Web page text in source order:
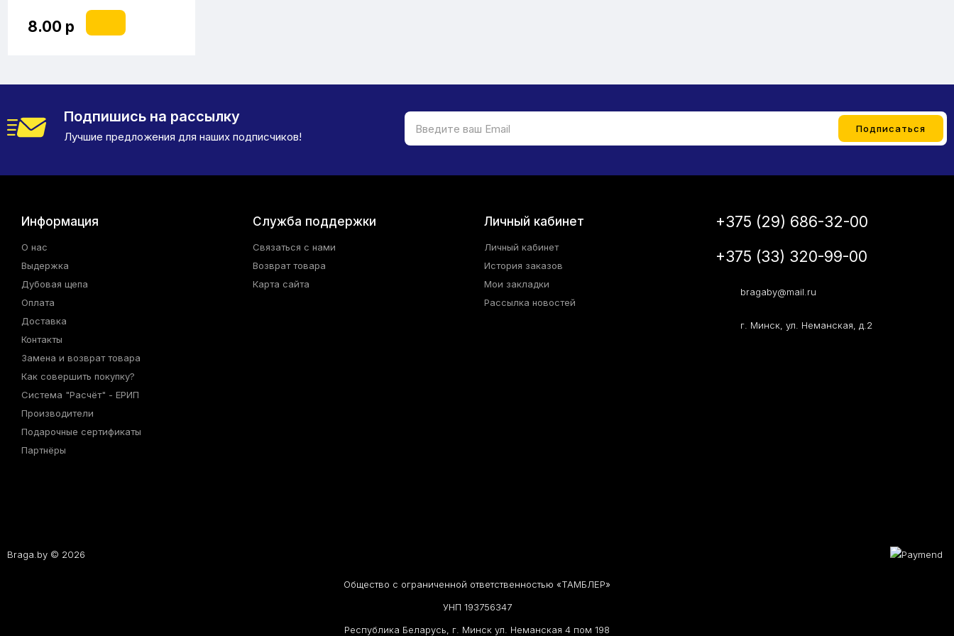
8.00 р
Подпишись на рассылку
Лучшие предложения для наших подписчиков!
Информация
О нас
Выдержка
Дубовая щепа
Оплата
Доставка
Контакты
Замена и возврат товара
Как совершить покупку?
Система "Расчёт" - ЕРИП
Производители
Подарочные сертификаты
Партнёры
Служба поддержки
Связаться с нами
Возврат товара
Карта сайта
Личный кабинет
Личный кабинет
История заказов
Мои закладки
Рассылка новостей
+375 (29) 686-32-00
+375 (33) 320-99-00
bragaby@mail.ru
г. Минск, ул. Неманская, д.2
Braga.by © 2026
Общество с ограниченной ответственностью «ТАМБЛЕР»
УНП 193756347
Республика Беларусь, г. Минск ул. Неманская 4 пом 198